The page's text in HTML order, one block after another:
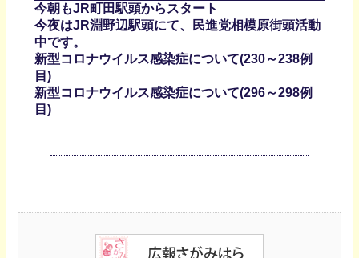
今朝もJR町田駅頭からスタート
今夜はJR淵野辺駅頭にて、民進党相模原街頭活動
中です。
新型コロナウイルス感染症について(230～238例
目)
新型コロナウイルス感染症について(296～298例
目)